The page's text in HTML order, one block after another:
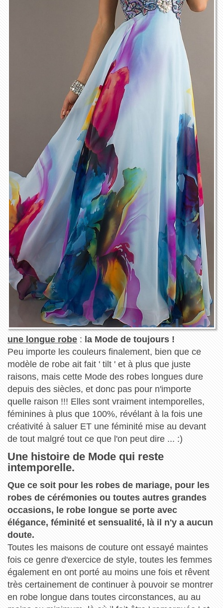
une longue robe: la Mode de toujours !
Peu importe les couleurs finalement, bien que ce
modèle de robe ait fait ' tilt ' et à plus que juste
raisons, mais cette Mode des robes longues dure
depuis des siècles, et donc pas pour n'importe
quelle raison !!! Elles sont vraiment intemporelles,
féminines à plus que 100%, révélant à la fois une
créativité à saluer ET une féminité mise au devant
de tout malgré tout ce que l'on peut dire ... :)
Une histoire de Mode qui reste
intemporelle.
Que ce soit pour les robes de mariage, pour les
robes de cérémonies ou toutes autres grandes
occasions, le robe longue se porte avec
élégance, féminité et sensualité, là il n'y a aucun
doute.
Toutes les maisons de couture ont essayé maintes
fois ce genre d'exercice de style, toutes les femmes
également en ont porté au moins une fois et rêvent
très certainement de continuer à pouvoir se montrer
en robe longue dans toutes circonstances, au au